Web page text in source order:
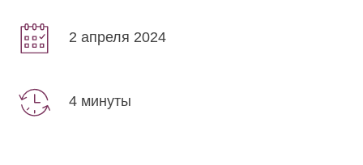
2 апреля 2024
4 минуты